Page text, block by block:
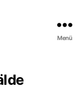
Menü